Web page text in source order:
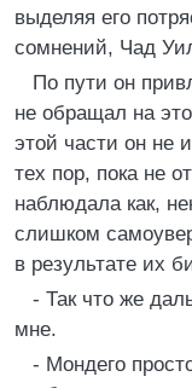
выделяя его
сомнений, Чад
По пути он
не обращал на
этой части он не
тех пор, пока не
наблюдала как,
слишком
в результате их
- Так что же
мне.
- Мондего